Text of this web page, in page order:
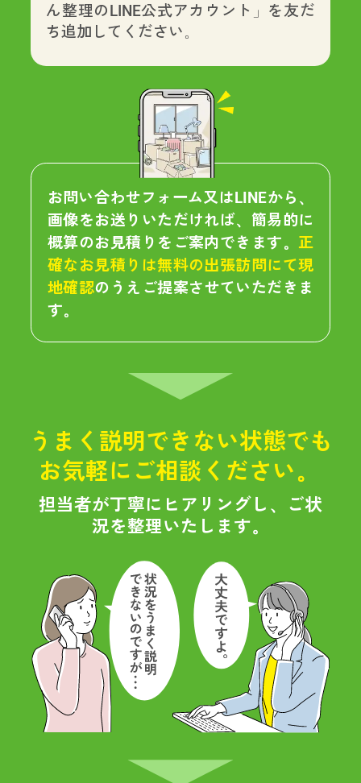
ん整理のLINE公式アカウント」を友だ
ち追加してください。
お問い合わせフォーム又はLINEから、
画像をお送りいただければ、簡易的に
概算のお見積りをご案内できます。 正
確なお見積りは無料の出張訪問にて現
地確認のうえご提案させていただきま
す。
うまく説明できない状態でも
お気軽にご相談ください。
担当者が丁寧にヒアリングし、ご状
況を整理いたします。